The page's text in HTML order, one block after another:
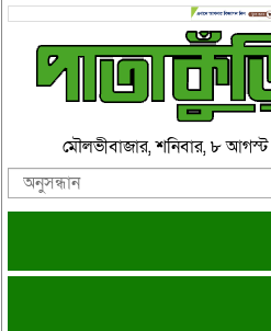
মৌলভীবাজার, শনিবার, ৮